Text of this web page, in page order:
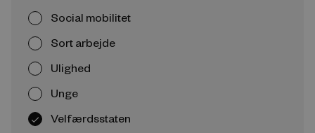
Social mobilitet
Sort arbejde
Ulighed
Unge
Velfærdsstaten